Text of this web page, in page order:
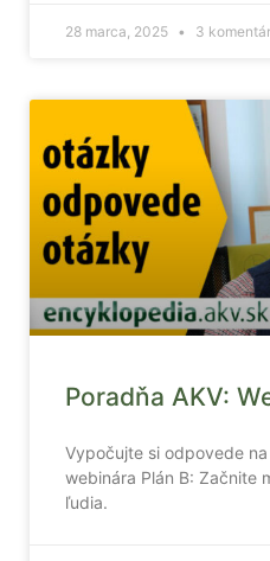
28 marca, 2025 3
Poradňa AKV:
Vypočujte si odpovede
webinára Plán B: Začnite
ľudia.